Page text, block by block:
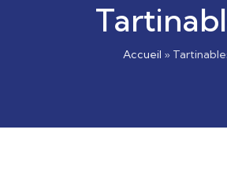
Accueil »